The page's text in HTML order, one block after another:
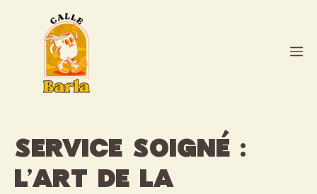
Service soigné :
l’art de la